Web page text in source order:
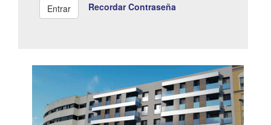
Recordar Contraseña